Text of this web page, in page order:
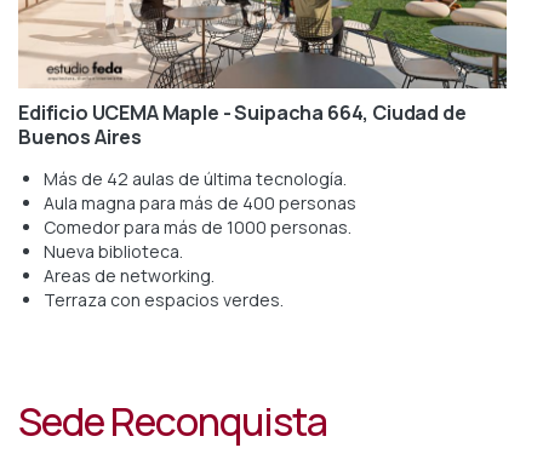
Edificio UCEMA Maple - Suipacha 664, Ciudad de
Buenos Aires
Más de 42 aulas de última tecnología.
Aula magna para más de 400 personas
Comedor para más de 1000 personas.
Nueva biblioteca.
Areas de networking.
Terraza con espacios verdes.
Sede Reconquista